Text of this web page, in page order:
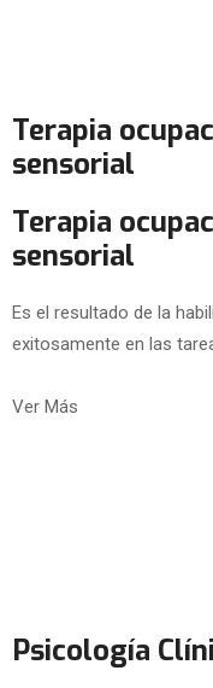
Terapia
sensorial
Terapia
sensorial
Es el resultado de la
exitosamente en las
Ver Más
Psicología